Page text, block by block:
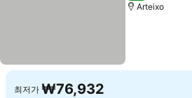
Arteixo
최저가 ₩76,932